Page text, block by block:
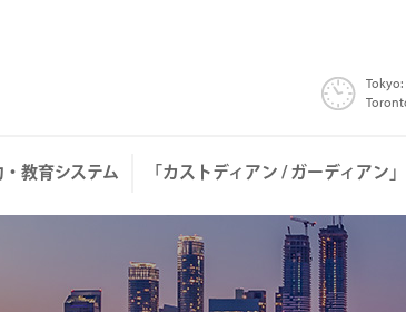
Tokyo:
教育システム 「カストディアン / ガーディアン